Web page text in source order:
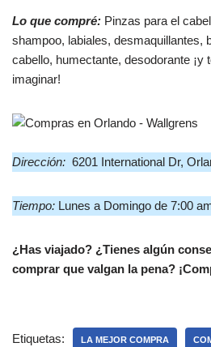
Lo que compré: Pinzas para el
shampoo, labiales, desmaquillantes,
cabello, humectante, desodorante ¡y
imaginar!
Dirección: 6201 International Dr,
Tiempo: Lunes a Domingo de 7:00
¿Has viajado? ¿Tienes algún
comprar que valgan la pena?
Etiquetas: LA MEJOR COMPRA